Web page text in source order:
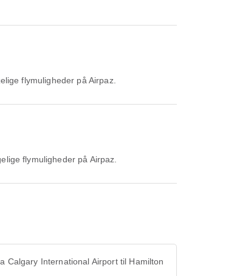
flymuligheder på Airpaz.
flymuligheder på Airpaz.
Calgary International Airport til Hamilton